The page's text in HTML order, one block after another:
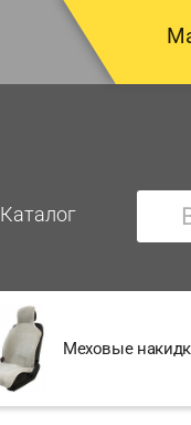
Каталог
Меховые